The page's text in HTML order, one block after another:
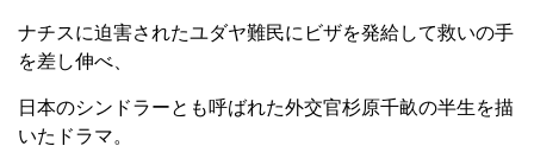
ナチスに迫害されたユダヤ難民にビザを発給して救いの手
を差し伸べ、
日本のシンドラーとも呼ばれた外交官杉原千畝の半生を描
いたドラマ。